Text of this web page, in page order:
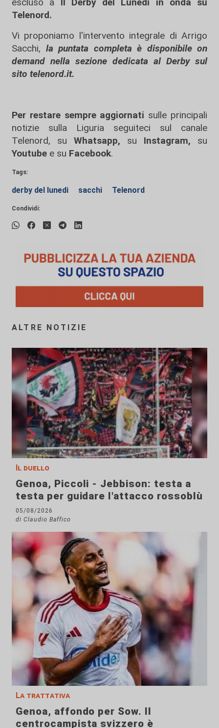
escluso a Il Derby del Lunedì in onda su
Telenord.
Vi proponiamo l'intervento integrale di Arrigo
Sacchi, la puntata completa è disponibile on
demand nella sezione dedicata al Derby sul
sito telenord.it.
Per restare sempre aggiornati sulle principali
notizie sulla Liguria seguiteci sul canale
Telenord, su
Whatsapp, su Instagram, su
Youtube e su Facebook.
Tags:
derby del lunedi sacchi Telenord
Condividi:
ALTRE NOTIZIE
Il duello
Genoa, Piccoli - Jebbison: testa a
testa per guidare l'attacco rossoblù
05/08/2026
di Claudio Baffico
La trattativa
Genoa, affondo per Sow. Il
centrocampista svizzero è